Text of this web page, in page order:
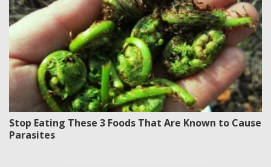
Stop Eating These 3 Foods That Are Known to Cause
Parasites